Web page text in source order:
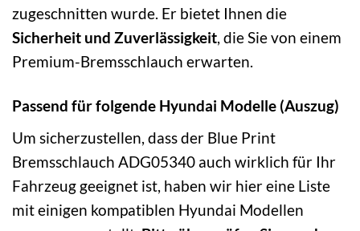
zugeschnitten wurde. Er bietet Ihnen die
Sicherheit und Zuverlässigkeit, die Sie von einem
Premium-Bremsschlauch erwarten.
Passend für folgende Hyundai Modelle (Auszug)
Um sicherzustellen, dass der Blue Print
Bremsschlauch ADG05340 auch wirklich für Ihr
Fahrzeug geeignet ist, haben wir hier eine Liste
mit einigen kompatiblen Hyundai Modellen